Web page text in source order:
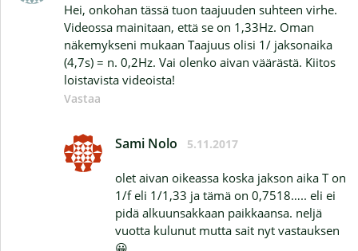
Hei, onkohan tässä tuon taajuuden suhteen virhe.
Videossa mainitaan, että se on 1,33Hz. Oman
näkemykseni mukaan Taajuus olisi 1/ jaksonaika
(4,7s) = n. 0,2Hz. Vai olenko aivan väärästä. Kiitos
loistavista videoista!
Vastaa
Sami Nolo 5.11.2017
olet aivan oikeassa koska jakson aika T on
1/f eli 1/1,33 ja tämä on 0,7518….. eli ei
pidä alkuunsakkaan paikkaansa. neljä
vuotta kulunut mutta sait nyt vastauksen
😀